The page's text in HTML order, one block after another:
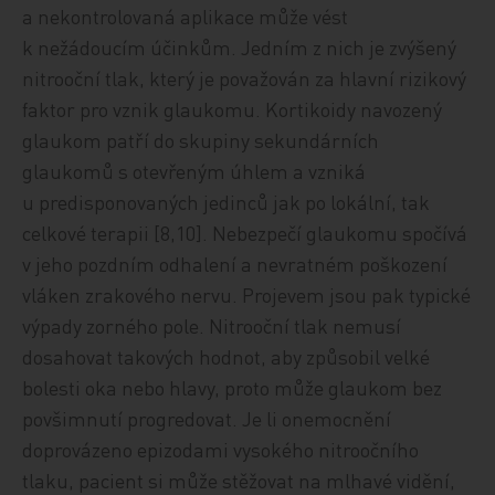
a nekontrolovaná aplikace může vést
k nežádoucím účinkům. Jedním z nich je zvýšený
nitrooční tlak, který je považován za hlavní rizikový
faktor pro vznik glaukomu. Kortikoidy navozený
glaukom patří do skupiny sekundárních
glaukomů s otevřeným úhlem a vzniká
u predisponovaných jedinců jak po lokální, tak
celkové terapii [8,10]. Nebezpečí glaukomu spočívá
v jeho pozdním odhalení a nevratném poškození
vláken zrakového nervu. Projevem jsou pak typické
výpady zorného pole. Nitrooční tlak nemusí
dosahovat takových hodnot, aby způsobil velké
bolesti oka nebo hlavy, proto může glaukom bez
povšimnutí progredovat. Je li onemocnění
doprovázeno epizodami vysokého nitroočního
tlaku, pacient si může stěžovat na mlhavé vidění,